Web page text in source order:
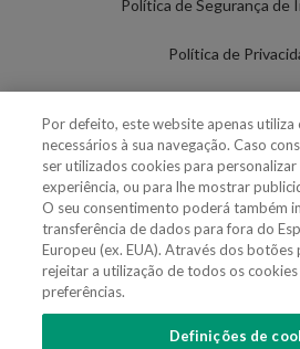
Política de Segurança de
Política de
Política de
Definições de
Uso Fraudulento
Por defeito, este website apenas utiliza
necessários à sua navegação. Caso
ser utilizados cookies para personalizar
experiência, ou para lhe mostrar
O seu consentimento poderá também
transferência de dados para fora do
Europeu (ex. EUA). Através dos botões
rejeitar a utilização de todos os cookies
preferências.
Definições de